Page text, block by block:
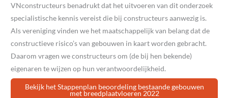
VNconstructeurs benadrukt dat het uitvoeren van dit onderzoek
specialistische kennis vereist die bij constructeurs aanwezig is.
Als vereniging vinden we het maatschappelijk van belang dat de
constructieve risico’s van gebouwen in kaart worden gebracht.
Daarom vragen we constructeurs om (de bij hen bekende)
eigenaren te wijzen op hun verantwoordelijkheid.
Bekijk het Stappenplan beoordeling bestaande gebouwen
met breedplaatvloeren 2022